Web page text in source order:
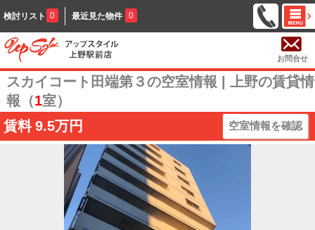
検討リスト 0 最近見た物件 0
お問合せ
スカイコート田端第３の空室情報 | 上野の賃貸情
報（1室）
賃料 9.5万円 空室情報を確認